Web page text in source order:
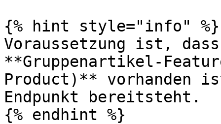
{% hint style="info" %}
Voraussetzung ist,
**Gruppenartikel-
Product)** vorhanden
Endpunkt bereitsteht.
{% endhint %}